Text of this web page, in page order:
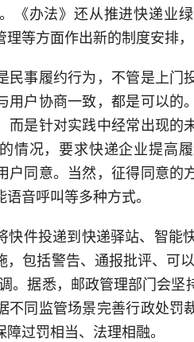
《办法》还从推进快递业
等方面作出新的制度安排
民事履约行为，不管是上门
户协商一致，都是可以的
而是针对实践中经常出现的
情况，要求快递企业提高
户同意。当然，征得同意的
音呼叫等多种方式。
快件投递到快递驿站、智能
，包括警告、通报批评、可
。据悉，邮政管理部门会
同监管场景完善行政处罚
过罚相当、法理相融。